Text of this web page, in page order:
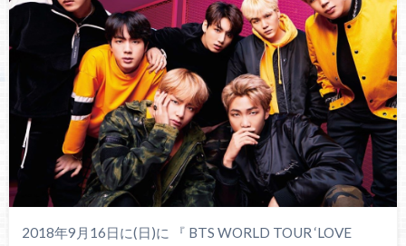
2018年9月16日に(日)に 『 BTS WORLD TOUR ‘LOVE